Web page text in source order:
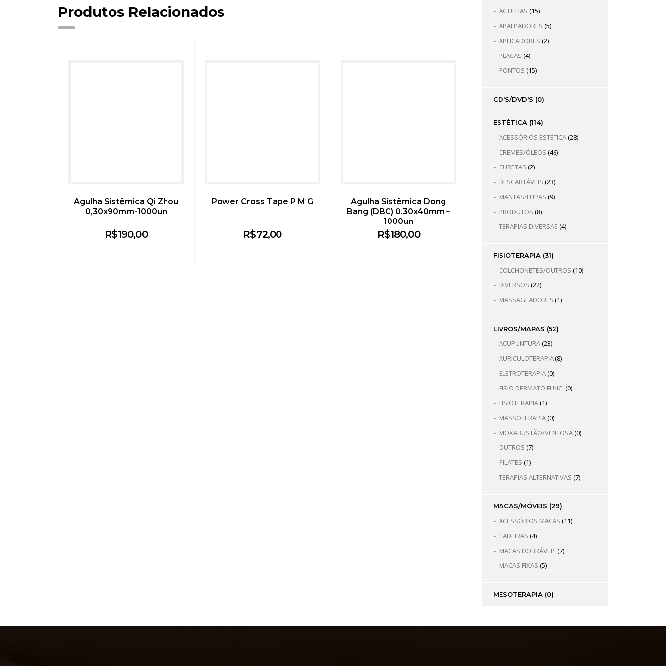
Produtos Relacionados
Agulha Sistêmica Qi Zhou
0,30x90mm-1000un
R$190,00
Power Cross Tape P M G
R$72,00
Agulha Sistêmica Dong
Bang (DBC) 0.30x40mm –
1000un
R$180,00
AGULHAS (15)
APALPADORES (5)
APLICADORES (2)
PLACAS (4)
PONTOS (15)
CD'S/DVD'S (0)
ESTÉTICA (114)
ACESSÓRIOS ESTÉTICA(28)
CREMES/ÓLEOS (46)
CURETAS (2)
DESCARTÁVEIS (23)
MANTAS/LUPAS (9)
PRODUTOS (8)
TERAPIAS DIVERSAS (4)
FISIOTERAPIA (31)
COLCHONETES/OUTROS (10)
DIVERSOS (22)
MASSAGEADORES (1)
LIVROS/MAPAS (52)
ACUPUNTURA(23)
AURICULOTERAPIA(8)
ELETROTERAPIA(0)
FISIO DERMATO FUNC. (0)
FISIOTERAPIA(1)
MASSOTERAPIA(0)
MOXABUSTÃO/VENTOSA(0)
OUTROS (7)
PILATES (1)
TERAPIAS ALTERNATIVAS (7)
MACAS/MÓVEIS (29)
ACESSÓRIOS MACAS (11)
CADEIRAS (4)
MACAS DOBRÁVEIS (7)
MACAS FIXAS (5)
MESOTERAPIA (0)